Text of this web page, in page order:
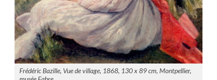
Frédéric Bazille, Vue de village, 1868, 130 x 89 cm, Montpellier,